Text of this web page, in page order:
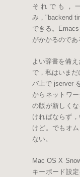
それでも，
み，"backend
できる。
がかかるのであ
よい辞書を備
で，私はいま
バ上で jserver
からネットワ
の版が新しく
ければならず
けど。でもオ
ない。
Mac OS X
キーボード設